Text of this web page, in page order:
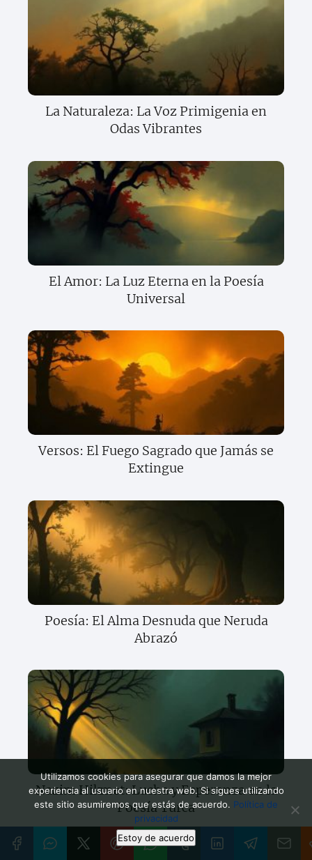
La Naturaleza: La Voz Primigenia en
Odas Vibrantes
El Amor: La Luz Eterna en la Poesía
Universal
Versos: El Fuego Sagrado que Jamás se
Extingue
Poesía: El Alma Desnuda que Neruda
Abrazó
Nazim Hikmet: Lucha y Esperanza en la
Poesía Turca
Utilizamos cookies para asegurar que damos la mejor
experiencia al usuario en nuestra web. Si sigues utilizando
este sitio asumiremos que estás de acuerdo. Política de
privacidad
Estoy de acuerdo